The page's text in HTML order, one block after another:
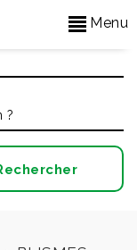
Menu